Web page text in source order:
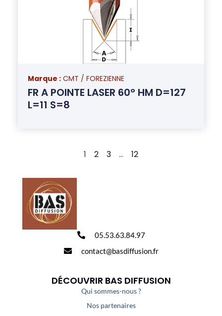
Marque : CMT / FOREZIENNE
FR A POINTE LASER 60° HM D=127
L=11 S=8
1 2 3 … 12
05.53.63.84.97
contact@basdiffusion.fr
DÉCOUVRIR BAS DIFFUSION
Qui sommes-nous ?
Nos partenaires